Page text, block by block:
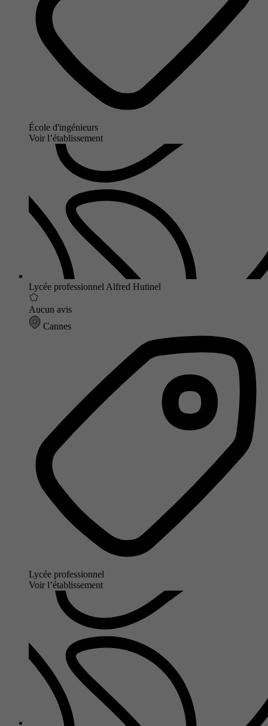
École d'ingénieurs
Voir l’établissement
Lycée professionnel Alfred Hutinel
Aucun avis
Cannes
Lycée professionnel
Voir l’établissement